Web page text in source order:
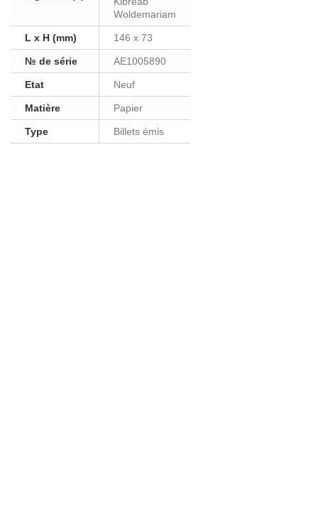
Woldemariam
L x H (mm) 146 x 73
№ de série AE1005890
Etat Neuf
Matière Papier
Type Billets émis